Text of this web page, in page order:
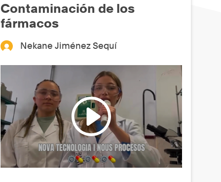
Contaminación de los
fármacos
Nekane Jiménez Sequí